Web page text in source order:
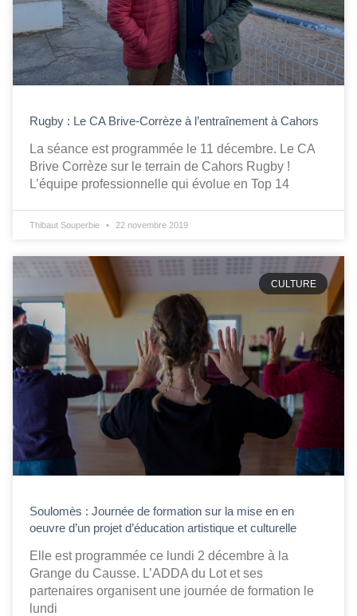
Rugby : Le CA Brive-Corrèze à l’entraînement à Cahors
La séance est programmée le 11 décembre. Le CA
Brive Corrèze sur le terrain de Cahors Rugby !
L’équipe professionnelle qui évolue en Top 14
Thibaut Souperbie 22 novembre 2019
CULTURE
Soulomès : Journée de formation sur la mise en en
oeuvre d’un projet d’éducation artistique et culturelle
Elle est programmée ce lundi 2 décembre à la
Grange du Causse. L’ADDA du Lot et ses
partenaires organisent une journée de formation le
lundi